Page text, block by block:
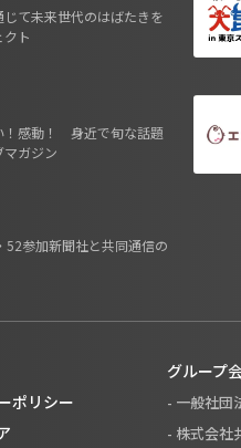
て未来世代のはばたきを
ト
！感動！ 身近で旬な話題
マガジン
52参加新聞社と共同通信の
ポリシー
グループ
- 一般社団
- 株式会社